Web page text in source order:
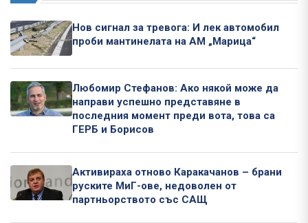
Нов сигнал за тревога: И лек автомобил
проби мантинелата на АМ „Марица“
Любомир Стефанов: Ако някой може да
направи успешно представяне в
последния момент преди вота, това са
ГЕРБ и Борисов
Активираха отново Каракачанов – брани
руските МиГ-ове, недоволен от
партньорството със САЩ